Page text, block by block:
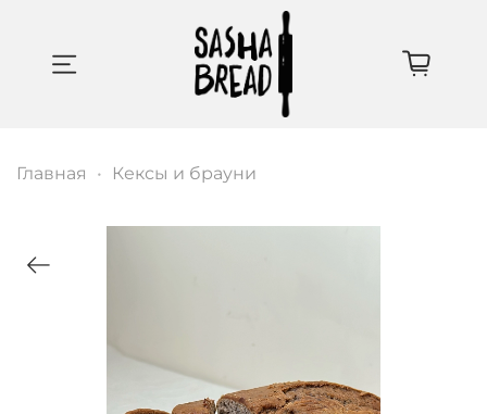
Главная Кексы и брауни